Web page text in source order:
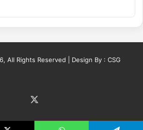
All Rights Reserved | Design By : CSG